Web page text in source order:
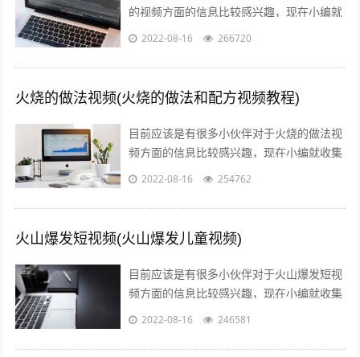
的视频方面的信息比较感兴趣，现在小编就
收集了一些与叉子火烧的制作方法和视频相
2022-08-16 266720
火烧的做法视频(火烧的做法和配方视频教程)
目前应该是有很多小伙伴对于火烧的做法视
频方面的信息比较感兴趣，现在小编就收集
了一些与火烧的做法和配方视频教程相关的
2022-08-16 254762
火山爆发短视频(火山爆发儿童视频)
目前应该是有很多小伙伴对于火山爆发短视
频方面的信息比较感兴趣，现在小编就收集
了一些与火山爆发儿童视频相关的信息来分
2022-08-16 246581